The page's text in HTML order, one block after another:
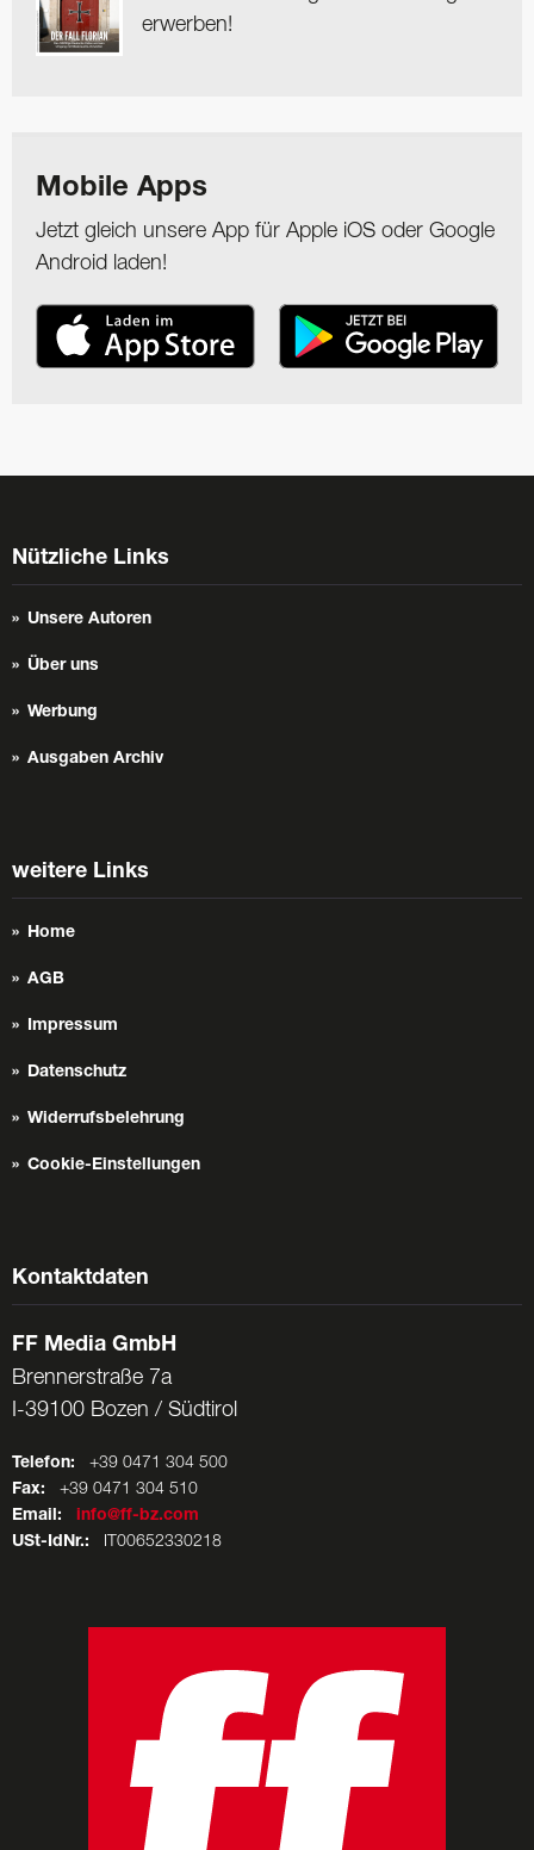
erwerben!
Mobile Apps
Jetzt gleich unsere App für Apple iOS oder Google
Android laden!
Nützliche Links
Unsere Autoren
Über uns
Werbung
Ausgaben Archiv
weitere Links
Home
AGB
Impressum
Datenschutz
Widerrufsbelehrung
Cookie-Einstellungen
Kontaktdaten
FF Media GmbH
Brennerstraße 7a
I-39100 Bozen / Südtirol
Telefon: +39 0471 304 500
Fax: +39 0471 304 510
Email:
info@ff-bz.com
USt-IdNr.: IT00652330218